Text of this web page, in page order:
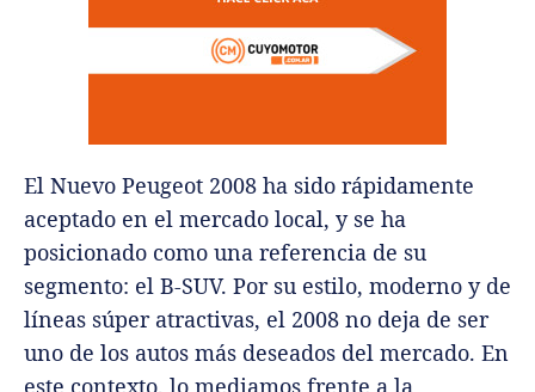
El Nuevo Peugeot 2008 ha sido rápidamente
aceptado en el mercado local, y se ha
posicionado como una referencia de su
segmento: el B-SUV. Por su estilo, moderno y de
líneas súper atractivas, el 2008 no deja de ser
uno de los autos más deseados del mercado. En